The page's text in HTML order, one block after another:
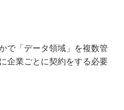
で「データ領域」を複数管
企業ごとに契約をする必要